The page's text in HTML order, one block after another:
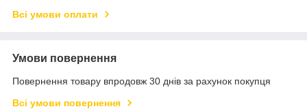
Всі умови оплати
Умови повернення
Повернення товару впродовж 30 днів за рахунок покупця
Всі умови повернення